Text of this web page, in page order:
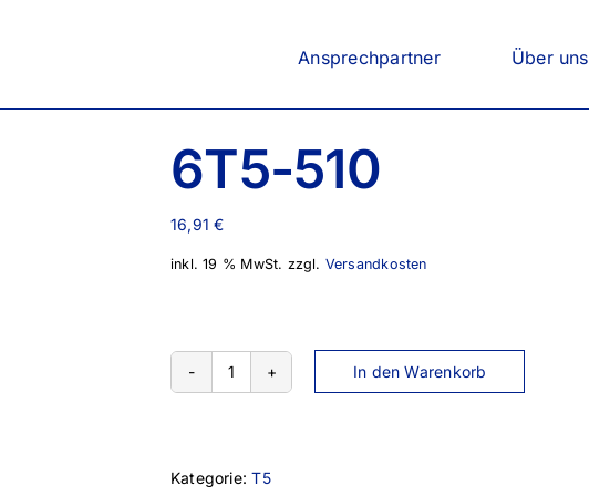
Ansprechpartner Über uns
6T5-510
16,91€
inkl. 19 % MwSt. zzgl. Versandkosten
6T5-
In den Warenkorb
Kategorie:T5